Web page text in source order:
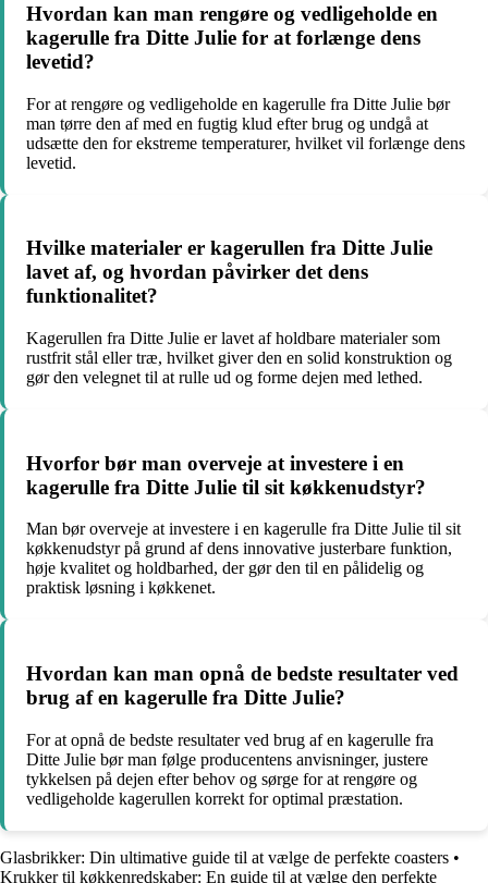
Hvordan kan man rengøre og vedligeholde en
kagerulle fra Ditte Julie for at forlænge dens
levetid?
For at rengøre og vedligeholde en kagerulle fra Ditte Julie bør
man tørre den af med en fugtig klud efter brug og undgå at
udsætte den for ekstreme temperaturer, hvilket vil forlænge dens
levetid.
Hvilke materialer er kagerullen fra Ditte Julie
lavet af, og hvordan påvirker det dens
funktionalitet?
Kagerullen fra Ditte Julie er lavet af holdbare materialer som
rustfrit stål eller træ, hvilket giver den en solid konstruktion og
gør den velegnet til at rulle ud og forme dejen med lethed.
Hvorfor bør man overveje at investere i en
kagerulle fra Ditte Julie til sit køkkenudstyr?
Man bør overveje at investere i en kagerulle fra Ditte Julie til sit
køkkenudstyr på grund af dens innovative justerbare funktion,
høje kvalitet og holdbarhed, der gør den til en pålidelig og
praktisk løsning i køkkenet.
Hvordan kan man opnå de bedste resultater ved
brug af en kagerulle fra Ditte Julie?
For at opnå de bedste resultater ved brug af en kagerulle fra
Ditte Julie bør man følge producentens anvisninger, justere
tykkelsen på dejen efter behov og sørge for at rengøre og
vedligeholde kagerullen korrekt for optimal præstation.
Glasbrikker: Din ultimative guide til at vælge de perfekte coasters •
Krukker til køkkenredskaber: En guide til at vælge den perfekte